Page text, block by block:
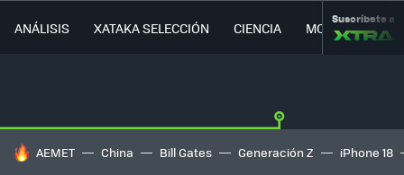
ANÁLISIS XATAKA SELECCIÓN CIENCIA MOVILIDAD
Suscríbete a
HOY SE HABLA DE
AEMET China Bill Gates Generación Z iPhone 18